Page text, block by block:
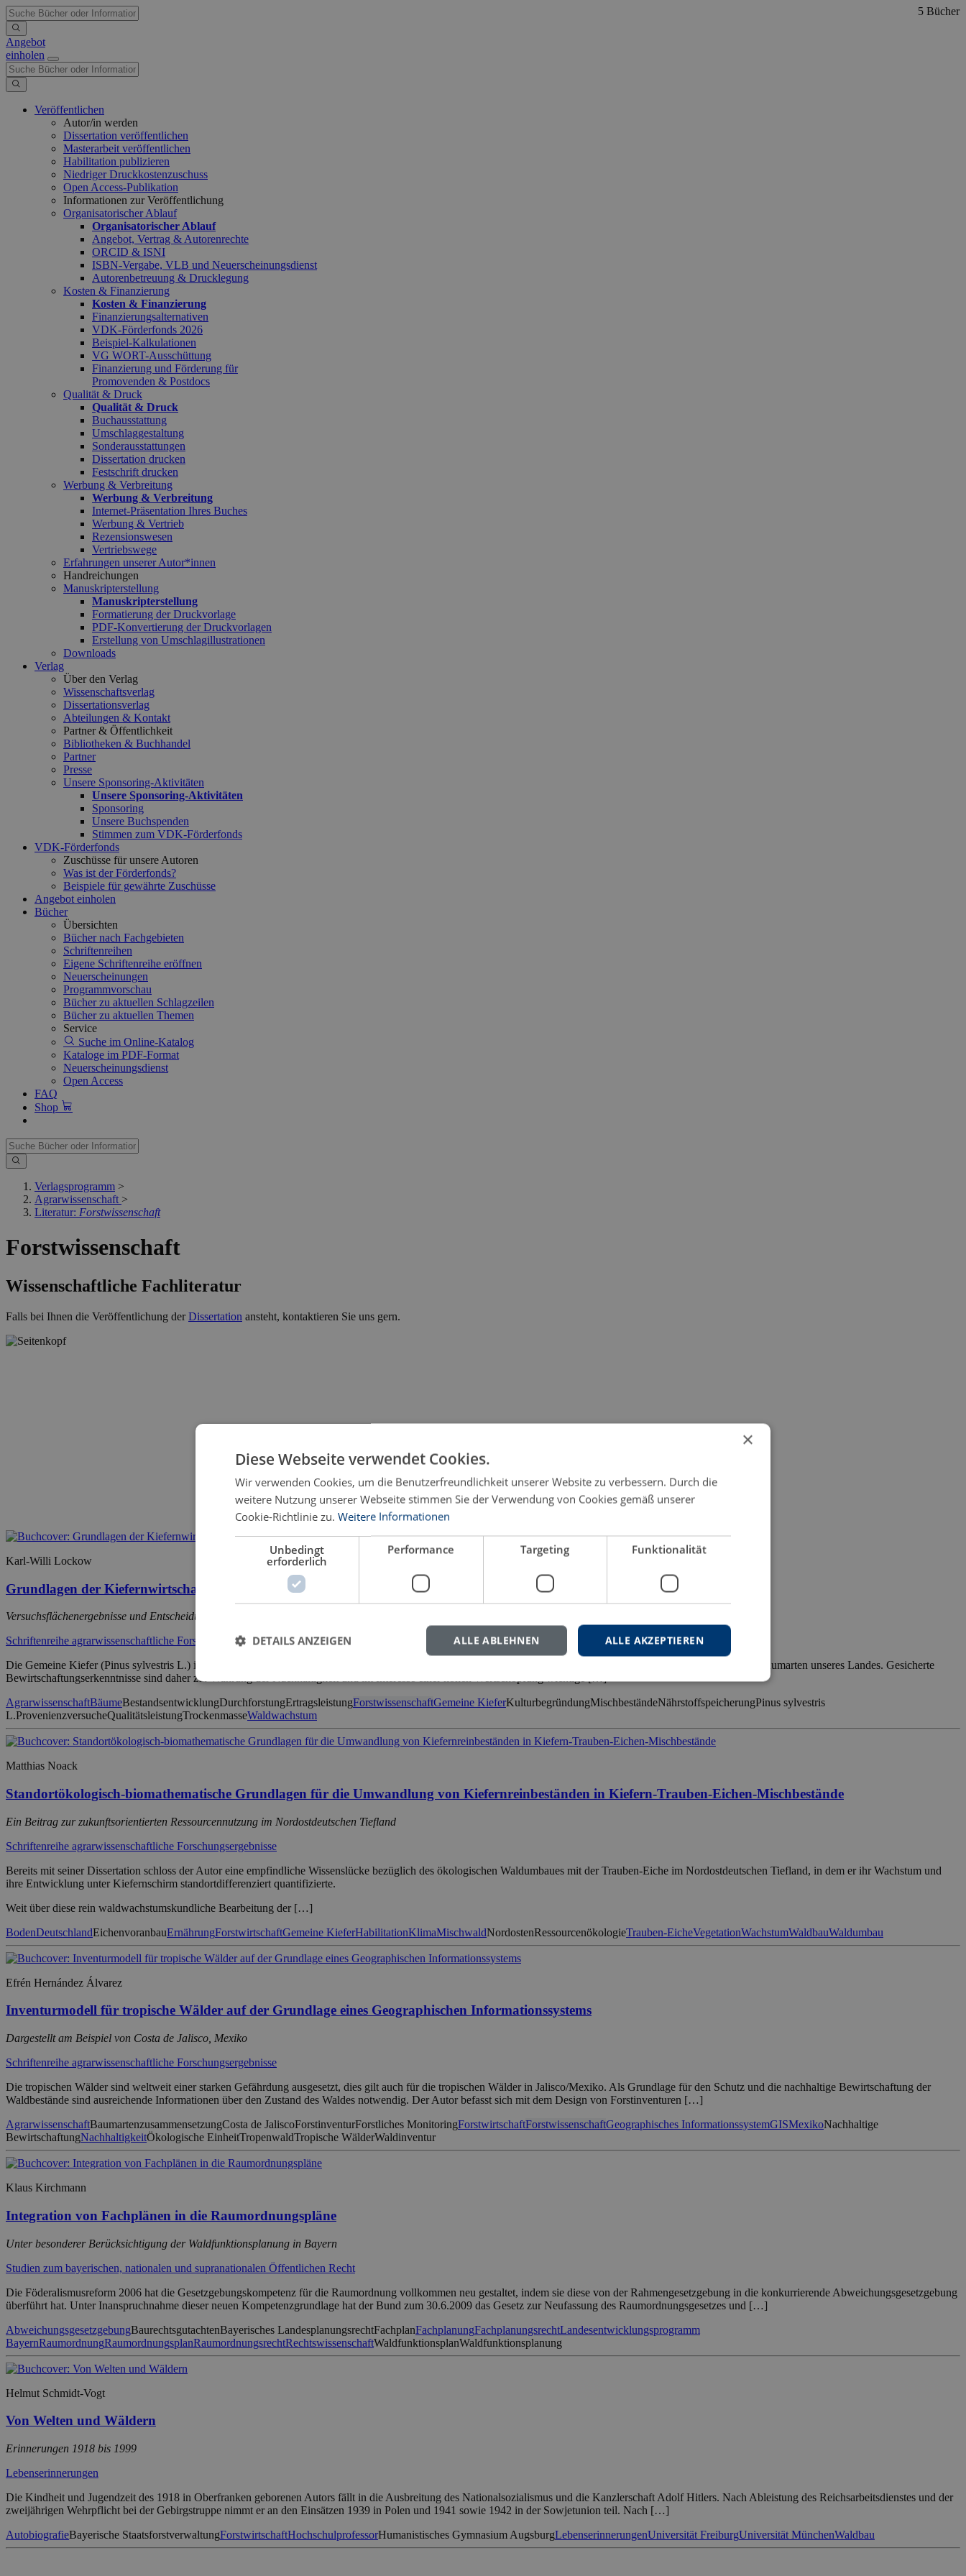
Angebot
einholen
Veröffentlichen
Autor/in werden
Dissertation veröffentlichen
Masterarbeit veröffentlichen
Habilitation publizieren
Niedriger Druckkostenzuschuss
Open Access-Publikation
Informationen zur Veröffentlichung
Organisatorischer Ablauf
Organisatorischer Ablauf
Angebot, Vertrag & Autorenrechte
ORCID & ISNI
ISBN-Vergabe, VLB und Neuerscheinungsdienst
Autorenbetreuung & Drucklegung
Kosten & Finanzierung
Kosten & Finanzierung
Finanzierungsalternativen
VDK-Förderfonds 2026
Beispiel-Kalkulationen
VG WORT-Ausschüttung
Finanzierung und Förderung für
Promovenden & Postdocs
Qualität & Druck
Qualität & Druck
Buchausstattung
Umschlaggestaltung
Sonderausstattungen
Dissertation drucken
Festschrift drucken
Werbung & Verbreitung
Werbung & Verbreitung
Internet-Präsentation Ihres Buches
Werbung & Vertrieb
Rezensionswesen
Vertriebswege
Erfahrungen unserer Autor*innen
Handreichungen
Manuskripterstellung
Manuskripterstellung
Formatierung der Druckvorlage
PDF-Konvertierung der Druckvorlagen
Erstellung von Umschlagillustrationen
Downloads
Verlag
Über den Verlag
Wissenschaftsverlag
Dissertationsverlag
Abteilungen & Kontakt
Partner & Öffentlichkeit
Bibliotheken & Buchhandel
Partner
Presse
Unsere Sponsoring-Aktivitäten
Unsere Sponsoring-Aktivitäten
Sponsoring
Unsere Buchspenden
Stimmen zum VDK-Förderfonds
VDK-Förderfonds
Zuschüsse für unsere Autoren
Was ist der Förderfonds?
Beispiele für gewährte Zuschüsse
Angebot einholen
Bücher
Übersichten
Bücher nach Fachgebieten
Schriftenreihen
Eigene Schriftenreihe eröffnen
Neuerscheinungen
Programmvorschau
Bücher zu aktuellen Schlagzeilen
Bücher zu aktuellen Themen
Service
Suche im Online-Katalog
Kataloge im PDF-Format
Neuerscheinungsdienst
Open Access
FAQ
Shop
Verlagsprogramm >
Agrarwissenschaft >
Literatur: Forstwissenschaft
5 Bücher
Forstwissenschaft
Wissenschaftliche Fachliteratur
Falls bei Ihnen die Veröffentlichung derDissertation ansteht, kontaktieren Sie uns gern.
Karl-Willi Lockow
Grundlagen der Kiefernwirtschaft
Versuchsflächenergebnisse und Entscheidungshilfen
Schriftenreihe agrarwissenschaftliche Forschungsergebnisse
Die Gemeine Kiefer (Pinus sylvestris L.) ist aufgrund der bodenkundlichen und klimatischen Verhältnisse und ihrer vielfältigen Nutzungsmöglichkeiten eine der Hauptbaumarten unseres Landes. Gesicherte
Bewirtschaftungserkenntnisse sind daher zur Wahrung der Nachhaltigkeit und im Interesse einer hohen Wertschöpfung wichtige […]
AgrarwissenschaftBäumeBestandsentwicklungDurchforstungErtragsleistungForstwissenschaftGemeine KieferKulturbegründungMischbeständeNährstoffspeicherungPinus sylvestris
L.ProvenienzversucheQualitätsleistungTrockenmasseWaldwachstum
Matthias Noack
Standortökologisch-biomathematische Grundlagen für die Umwandlung von Kiefernreinbeständen in Kiefern-Trauben-Eichen-Mischbestände
Ein Beitrag zur zukunftsorientierten Ressourcennutzung im Nordostdeutschen Tiefland
Schriftenreihe agrarwissenschaftliche Forschungsergebnisse
Bereits mit seiner Dissertation schloss der Autor eine empfindliche Wissenslücke bezüglich des ökologischen Waldumbaues mit der Trauben-Eiche im Nordostdeutschen Tiefland, in dem er ihr Wachstum und
ihre Entwicklung unter Kiefernschirm standortdifferenziert quantifizierte.
Weit über diese rein waldwachstumskundliche Bearbeitung der […]
BodenDeutschlandEichenvoranbauErnährungForstwirtschaftGemeine KieferHabilitationKlimaMischwaldNordostenRessourcenökologieTrauben-EicheVegetationWachstumWaldbauWaldumbau
Efrén Hernández Álvarez
Inventurmodell für tropische Wälder auf der Grundlage eines Geographischen Informationssystems
Dargestellt am Beispiel von Costa de Jalisco, Mexiko
Schriftenreihe agrarwissenschaftliche Forschungsergebnisse
Die tropischen Wälder sind weltweit einer starken Gefährdung ausgesetzt, dies gilt auch für die tropischen Wälder in Jalisco/Mexiko. Als Grundlage für den Schutz und die nachhaltige Bewirtschaftung der
Waldbestände sind ausreichende Informationen über den Zustand des Waldes notwendig. Der Autor befasst sich mit dem Design von Forstinventuren […]
AgrarwissenschaftBaumartenzusammensetzungCosta de JaliscoForstinventurForstliches MonitoringForstwirtschaftForstwissenschaftGeographisches InformationssystemGISMexikoNachhaltige
BewirtschaftungNachhaltigkeitÖkologische EinheitTropenwaldTropische WälderWaldinventur
Klaus Kirchmann
Integration von Fachplänen in die Raumordnungspläne
Unter besonderer Berücksichtigung der Waldfunktionsplanung in Bayern
Studien zum bayerischen, nationalen und supranationalen Öffentlichen Recht
Die Föderalismusreform 2006 hat die Gesetzgebungskompetenz für die Raumordnung vollkommen neu gestaltet, indem sie diese von der Rahmengesetzgebung in die konkurrierende Abweichungsgesetzgebung
überführt hat. Unter Inanspruchnahme dieser neuen Kompetenzgrundlage hat der Bund zum 30.6.2009 das Gesetz zur Neufassung des Raumordnungsgesetzes und […]
AbweichungsgesetzgebungBaurechtsgutachtenBayerisches LandesplanungsrechtFachplanFachplanungFachplanungsrechtLandesentwicklungsprogramm
BayernRaumordnungRaumordnungsplanRaumordnungsrechtRechtswissenschaftWaldfunktionsplanWaldfunktionsplanung
Helmut Schmidt-Vogt
Von Welten und Wäldern
Erinnerungen 1918 bis 1999
Lebenserinnerungen
Die Kindheit und Jugendzeit des 1918 in Oberfranken geborenen Autors fällt in die Ausbreitung des Nationalsozialismus und die Kanzlerschaft Adolf Hitlers. Nach Ableistung des Reichsarbeitsdienstes und der
zweijährigen Wehrpflicht bei der Gebirgstruppe nimmt er an den Einsätzen 1939 in Polen und 1941 sowie 1942 in der Sowjetunion teil. Nach […]
AutobiografieBayerische StaatsforstverwaltungForstwirtschaftHochschulprofessorHumanistisches Gymnasium AugsburgLebenserinnerungenUniversität FreiburgUniversität MünchenWaldbau
×
Diese Webseite verwendet Cookies.
Wir verwenden Cookies, um die Benutzerfreundlichkeit unserer Website zu verbessern. Durch die
weitere Nutzung unserer Webseite stimmen Sie der Verwendung von Cookies gemäß unserer
Cookie-Richtlinie zu. Weitere Informationen
Unbedingt
erforderlich
Performance Targeting Funktionalität
ALLE AKZEPTIEREN
ALLE ABLEHNEN
DETAILS ANZEIGEN